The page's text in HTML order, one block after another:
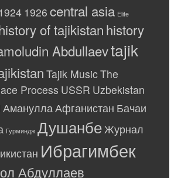
1924 1926 central asia Elite
of tajikistanhistory
Abdullaevtajik
Tajik MusicThe
Process USSR Uzbekistan
Аманулла Афганистан Бачаи
Гурминдж Душанбе Журнал
Ибрагимбек
Абдуллаев